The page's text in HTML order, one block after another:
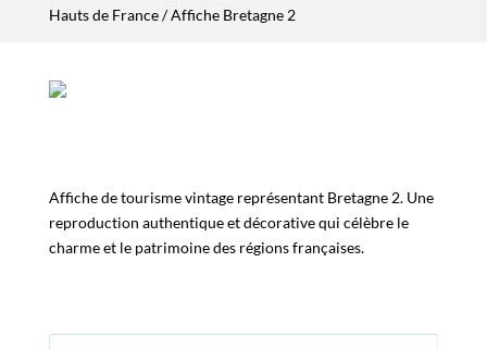
Hauts de France/ Affiche Bretagne 2
Affiche de tourisme vintage représentant Bretagne 2. Une
reproduction authentique et décorative qui célèbre le
charme et le patrimoine des régions françaises.